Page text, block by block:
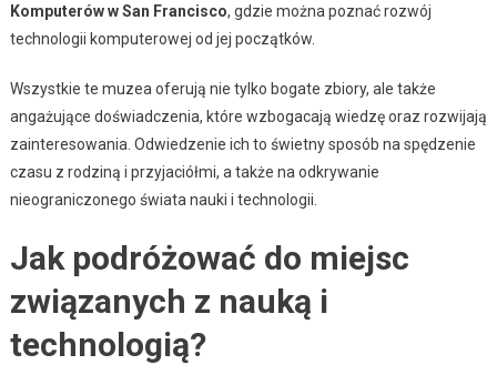
Komputerów w San Francisco, gdzie można poznać rozwój
technologii komputerowej od jej początków.
Wszystkie te muzea oferują nie tylko bogate zbiory, ale także
angażujące doświadczenia, które wzbogacają wiedzę oraz rozwijają
zainteresowania. Odwiedzenie ich to świetny sposób na spędzenie
czasu z rodziną i przyjaciółmi, a także na odkrywanie
nieograniczonego świata nauki i technologii.
Jak podróżować do miejsc
związanych z nauką i
technologią?